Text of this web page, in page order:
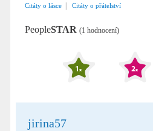
Citáty o lásce | Citáty o přátelství
PeopleSTAR (1 hodnocení)
jirina57